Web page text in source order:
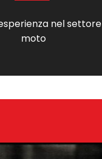
nel settore
moto